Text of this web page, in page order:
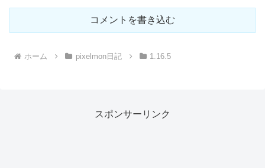
コメントを書き込む
ホーム pixelmon日記 1.16.5
スポンサーリンク